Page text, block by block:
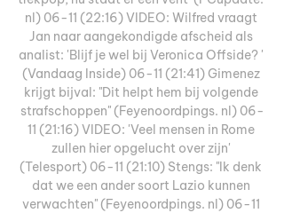
nl) 06-11 (22:16) VIDEO: Wilfred vraagt
Jan naar aangekondigde afscheid als
analist: 'Blijf je wel bij Veronica Offside? '
(Vandaag Inside) 06-11 (21:41) Gimenez
krijgt bijval: "Dit helpt hem bij volgende
strafschoppen" (Feyenoordpings. nl) 06-
11 (21:16) VIDEO: 'Veel mensen in Rome
zullen hier opgelucht over zijn'
(Telesport) 06-11 (21:10) Stengs: "Ik denk
dat we een ander soort Lazio kunnen
verwachten" (Feyenoordpings. nl) 06-11